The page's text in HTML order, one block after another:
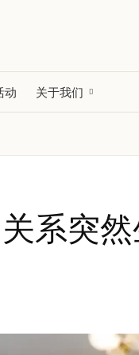
动 关于我们
系突